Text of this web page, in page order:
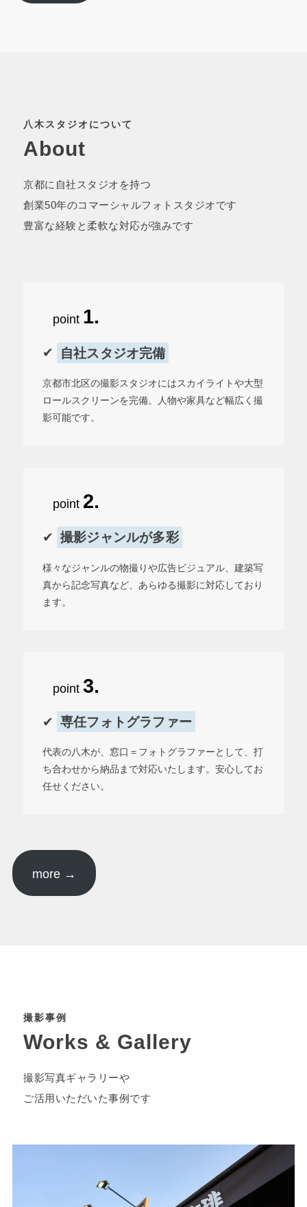
八木スタジオについて
About
京都に自社スタジオを持つ
創業50年のコマーシャルフォトスタジオです
豊富な経験と柔軟な対応が強みです
point 1.
✔︎ 自社スタジオ完備
京都市北区の撮影スタジオにはスカイライトや大型
ロールスクリーンを完備。人物や家具など幅広く撮
影可能です。
point 2.
✔︎ 撮影ジャンルが多彩
様々なジャンルの物撮りや広告ビジュアル、建築写
真から記念写真など、あらゆる撮影に対応しており
ます。
point3.
✔︎ 専任フォトグラファー
代表の八木が、窓口＝フォトグラファーとして、打
ち合わせから納品まで対応いたします。安心してお
任せください。
more →
撮影事例
Works & Gallery
撮影写真ギャラリーや
ご活用いただいた事例です